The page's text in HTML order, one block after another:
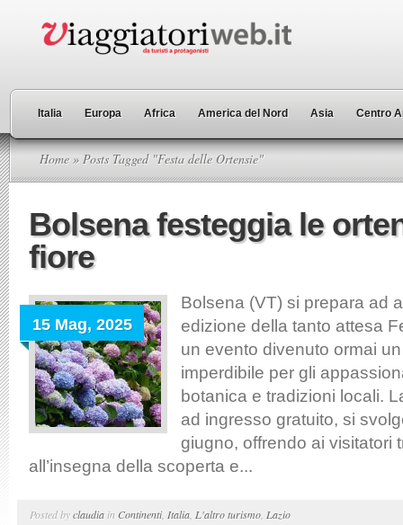
Italia Europa Africa America del Nord Asia Centro
Home » Posts Tagged "Festa delle Ortensie"
Bolsena festeggia le
fiore
15 Mag, 2025
Bolsena (VT) si prepara ad
edizione della tanto attesa
un evento divenuto ormai
imperdibile per gli
botanica e tradizioni locali.
ad ingresso gratuito, si
giugno, offrendo ai visitatori
all’insegna della scoperta e...
Posted byclaudia in Continenti, Italia L'altro turismo Lazio